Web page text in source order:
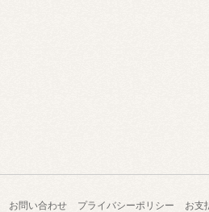
お問い合わせ プライバシーポリシー お支